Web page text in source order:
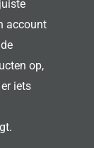
account
op,
iets